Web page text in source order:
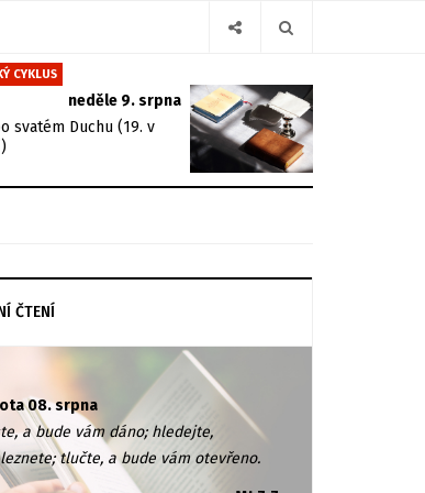
CYKLUS
neděle 9. srpna
svatém Duchu (19. v
ČTENÍ
08. srpna
a bude vám dáno; hledejte,
tlučte, a bude vám otevřeno.